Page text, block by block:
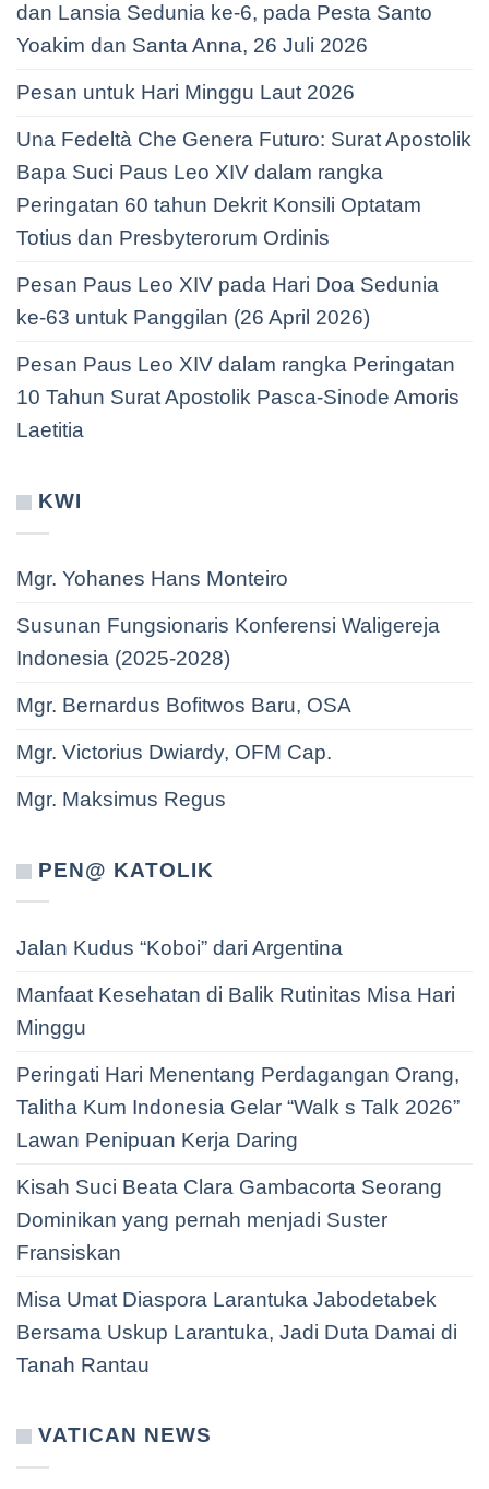
dan Lansia Sedunia ke-6, pada Pesta Santo
Yoakim dan Santa Anna, 26 Juli 2026
Pesan untuk Hari Minggu Laut 2026
Una Fedeltà Che Genera Futuro: Surat Apostolik
Bapa Suci Paus Leo XIV dalam rangka
Peringatan 60 tahun Dekrit Konsili Optatam
Totius dan Presbyterorum Ordinis
Pesan Paus Leo XIV pada Hari Doa Sedunia
ke-63 untuk Panggilan (26 April 2026)
Pesan Paus Leo XIV dalam rangka Peringatan
10 Tahun Surat Apostolik Pasca-Sinode Amoris
Laetitia
KWI
Mgr. Yohanes Hans Monteiro
Susunan Fungsionaris Konferensi Waligereja
Indonesia (2025-2028)
Mgr. Bernardus Bofitwos Baru, OSA
Mgr. Victorius Dwiardy, OFM Cap.
Mgr. Maksimus Regus
PEN@ KATOLIK
Jalan Kudus “Koboi” dari Argentina
Manfaat Kesehatan di Balik Rutinitas Misa Hari
Minggu
Peringati Hari Menentang Perdagangan Orang,
Talitha Kum Indonesia Gelar “Walk s Talk 2026”
Lawan Penipuan Kerja Daring
Kisah Suci Beata Clara Gambacorta Seorang
Dominikan yang pernah menjadi Suster
Fransiskan
Misa Umat Diaspora Larantuka Jabodetabek
Bersama Uskup Larantuka, Jadi Duta Damai di
Tanah Rantau
VATICAN NEWS